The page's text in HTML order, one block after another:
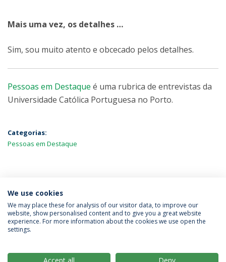
Mais uma vez, os detalhes …
Sim, sou muito atento e obcecado pelos detalhes.
Pessoas em Destaque é uma rubrica de entrevistas da
Universidade Católica Portuguesa no Porto.
Categorias:
Pessoas em Destaque
MAIS NOTÍCIAS
Política de Privacidade
Termos & Condições
We use cookies
We may place these for analysis of our visitor data, to improve our
website, show personalised content and to give you a great website
experience. For more information about the cookies we use open the
settings.